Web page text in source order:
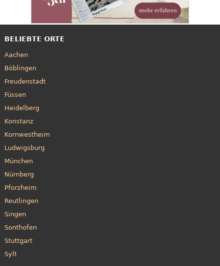
BELIEBTE ORTE
Aachen
Böblingen
Freudenstadt
Füssen
Heidelberg
Konstanz
Kornwestheim
Ludwigsburg
München
Nürnberg
Pforzheim
Reutlingen
Singen
Sonthofen
Stuttgart
Sylt